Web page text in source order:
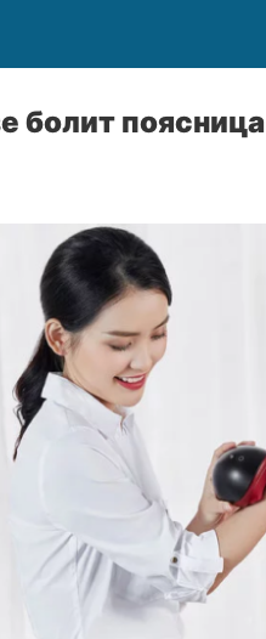
болит поясница